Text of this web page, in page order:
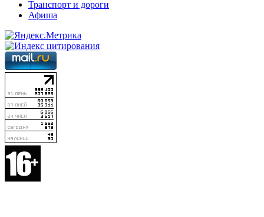
Транспорт и дороги
Афиша